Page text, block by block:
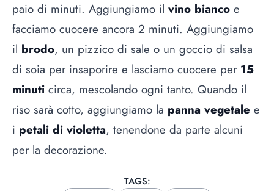
paio di minuti. Aggiungiamo il vino bianco e
facciamo cuocere ancora 2 minuti. Aggiungiamo
il brodo, un pizzico di sale o un goccio di salsa
di soia per insaporire e lasciamo cuocere per 15
minuti circa, mescolando ogni tanto. Quando il
riso sarà cotto, aggiungiamo la panna vegetale e
i petali di violetta, tenendone da parte alcuni
per la decorazione.
TAGS: